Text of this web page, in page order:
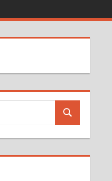
検